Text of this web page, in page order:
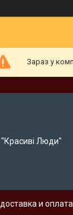
Зараз у
"Красиві Люди"
доставка и оплата